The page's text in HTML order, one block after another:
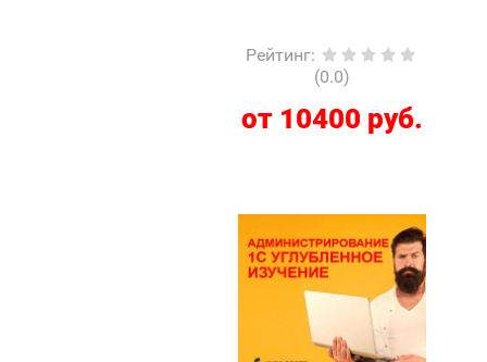
Рейтинг:
(0.0)
от 10400 руб.